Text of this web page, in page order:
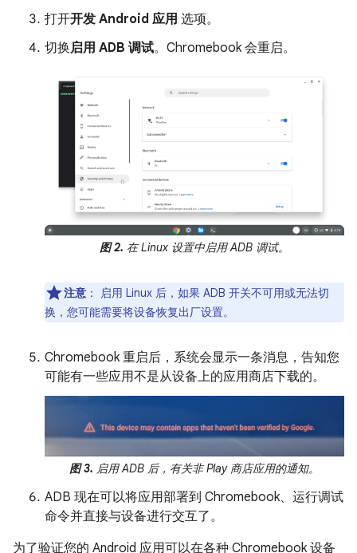
打开开发 Android 应用 选项。
切换启用 ADB 调试。Chromebook 会重启。
图 2. 在 Linux 设置中启用 ADB 调试。
注意 ：
启用 Linux 后，如果 ADB 开关不可用或无法切
换，您可能需要将设备恢复出厂设置。
Chromebook 重启后，系统会显示一条消息，告知您
可能有一些应用不是从设备上的应用商店下载的。
图 3. 启用 ADB 后，有关非 Play 商店应用的通知。
ADB 现在可以将应用部署到 Chromebook、运行调试
命令并直接与设备进行交互了。
为了验证您的 Android 应用可以在各种 Chromebook 设备